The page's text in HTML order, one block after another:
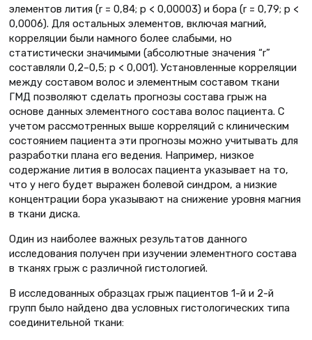
элементов лития (r = 0,84; p < 0,00003) и бора (r = 0,79; p <
0,0006). Для остальных элементов, включая магний,
корреляции были намного более слабыми, но
статистически значимыми (абсолютные значения “r”
составляли 0,2–0,5; p < 0,001). Установленные корреляции
между составом волос и элементным составом ткани
ГМД позволяют сделать прогнозы состава грыж на
основе данных элементного состава волос пациента. С
учетом рассмотренных выше корреляций с клиническим
состоянием пациента эти прогнозы можно учитывать для
разработки плана его ведения. Например, низкое
содержание лития в волосах пациента указывает на то,
что у него будет выражен болевой синдром, а низкие
концентрации бора указывают на снижение уровня магния
в ткани диска.
Один из наиболее важных результатов данного
исследования получен при изучении элементного состава
в тканях грыж с различной гистологией.
В исследованных образцах грыж пациентов 1-й и 2-й
групп было найдено два условных гистологических типа
соединительной ткани: